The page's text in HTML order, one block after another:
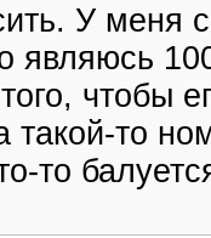
У меня
являюсь
чтобы
такой-то
то